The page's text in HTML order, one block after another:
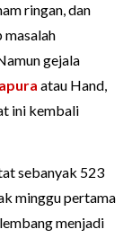
ringan, dan
masalah
gejala
atau Hand,
ini kembali
sebanyak 523
minggu pertama
menjadi